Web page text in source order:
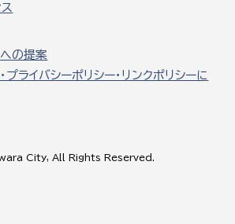
の提案
プライバシーポリシー・リンクポリシーに
City, All Rights Reserved.